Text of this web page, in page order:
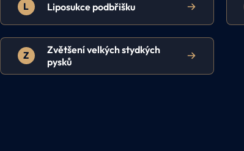
L Liposukce podbřišku
Z
Zvětšení velkých stydkých
pysků